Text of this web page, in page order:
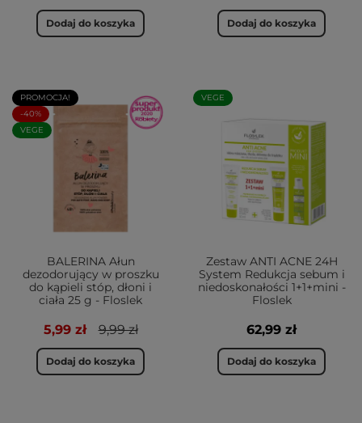
Dodaj do koszyka Dodaj do koszyka
PROMOCJA!
-40%
VEGE
BALERINA Ałun
dezodorujący w proszku
do kąpieli stóp, dłoni i
ciała 25 g - Floslek
5,99 zł 9,99 zł
Dodaj do koszyka
VEGE
Zestaw ANTI ACNE 24H
System Redukcja sebum i
niedoskonałości 1+1+mini -
Floslek
62,99 zł
Dodaj do koszyka